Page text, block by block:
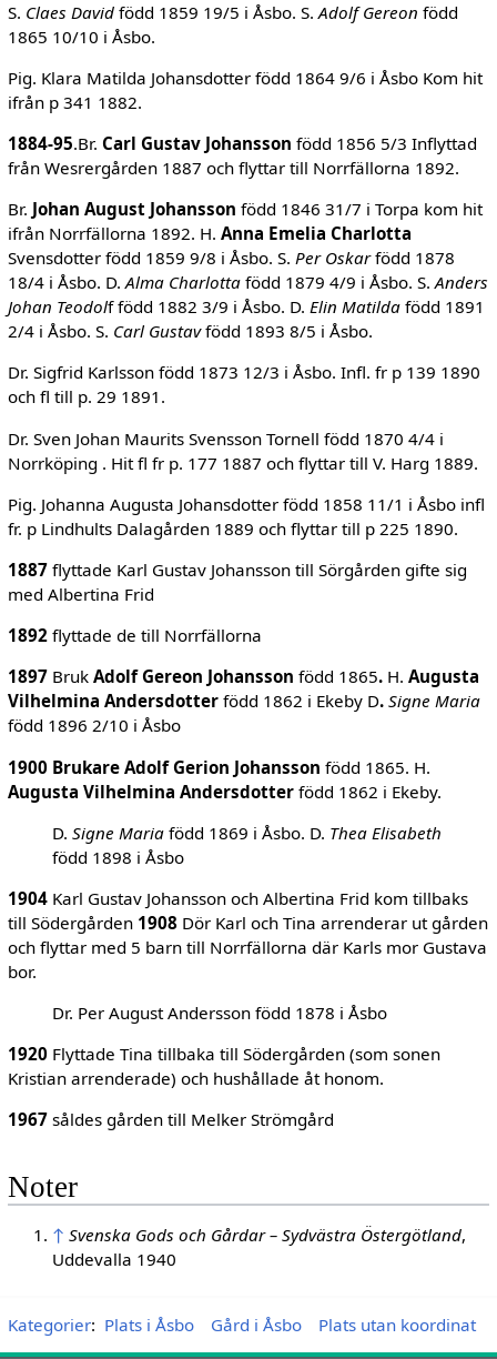
S. Claes Davidfödd 1859 19/5 i Åsbo. S. Adolf Gereon född
1865 10/10 i Åsbo.
Pig. Klara Matilda Johansdotter född 1864 9/6 i Åsbo Kom hit
ifrån p 341 1882.
1884-95.Br. Carl Gustav Johansson född 1856 5/3 Inflyttad
från Wesrergården 1887 och flyttar till Norrfällorna 1892.
Br. Johan August Johansson född 1846 31/7 i Torpa kom hit
ifrån Norrfällorna 1892. H. Anna Emelia Charlotta
Svensdotter född 1859 9/8 i Åsbo. S. Per Oskarfödd 1878
18/4 i Åsbo. D.Alma Charlottafödd 1879 4/9 i Åsbo. S.Anders
Johan Teodolf född 1882 3/9 i Åsbo. D. Elin Matildafödd 1891
2/4 i Åsbo. S. Carl Gustavfödd 1893 8/5 i Åsbo.
Dr. Sigfrid Karlsson född 1873 12/3 i Åsbo. Infl. fr p 139 1890
och fl till p. 29 1891.
Dr. Sven Johan Maurits Svensson Tornell född 1870 4/4 i
Norrköping . Hit fl fr p. 177 1887 och flyttar till V. Harg 1889.
Pig. Johanna Augusta Johansdotter född 1858 11/1 i Åsbo infl
fr. p Lindhults Dalagården 1889 och flyttar till p 225 1890.
1887flyttade Karl Gustav Johansson till Sörgården gifte sig
med Albertina Frid
1892flyttade de till Norrfällorna
1897Bruk Adolf Gereon Johansson född 1865.H. Augusta
Vilhelmina Andersdotterfödd 1862 i Ekeby D. Signe Maria
född 1896 2/10 i Åsbo
1900 Brukare Adolf Gerion Johansson född 1865. H.
Augusta Vilhelmina Andersdotterfödd 1862 i Ekeby.
D. Signe Mariafödd 1869 i Åsbo. D. Thea Elisabeth
född 1898 i Åsbo
1904Karl Gustav Johansson och Albertina Frid kom tillbaks
till Södergården 1908Dör Karl och Tina arrenderar ut gården
och flyttar med 5 barn till Norrfällorna där Karls mor Gustava
bor.
Dr. Per August Andersson född 1878 i Åsbo
1920Flyttade Tina tillbaka till Södergården (som sonen
Kristian arrenderade) och hushållade åt honom.
1967såldes gården till Melker Strömgård
Noter
↑ Svenska Gods och Gårdar – Sydvästra Östergötland,
Uddevalla 1940
Kategorier: Plats i Åsbo Gård i Åsbo Plats utan koordinat